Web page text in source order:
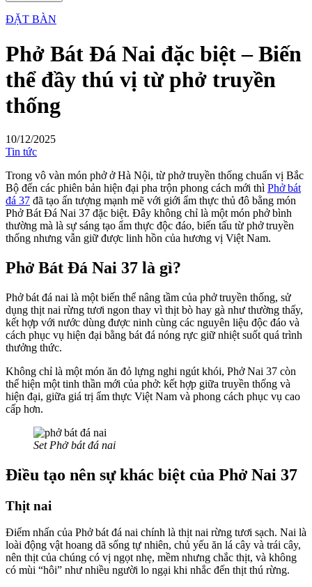
ĐẶT BÀN
Phở Bát Đá Nai đặc biệt – Biến
thể đầy thú vị từ phở truyền
thống
10/12/2025
Tin tức
Trong vô vàn món phở ở Hà Nội, từ phở truyền thống chuẩn vị Bắc
Bộ đến các phiên bản hiện đại pha trộn phong cách mới thì Phở bát
đá 37 đã tạo ấn tượng mạnh mẽ với giới ẩm thực thủ đô bằng món
Phở Bát Đá Nai 37 đặc biệt. Đây không chỉ là một món phở bình
thường mà là sự sáng tạo ẩm thực độc đáo, biến tấu từ phở truyền
thống nhưng vẫn giữ được linh hồn của hương vị Việt Nam.
Phở Bát Đá Nai 37 là gì?
Phở bát đá nai là một biến thể nâng tầm của phở truyền thống, sử
dụng thịt nai rừng tươi ngon thay vì thịt bò hay gà như thường thấy,
kết hợp với nước dùng được ninh cùng các nguyên liệu độc đáo và
cách phục vụ hiện đại bằng bát đá nóng rực giữ nhiệt suốt quá trình
thưởng thức.
Không chỉ là một món ăn đỏ lựng nghi ngút khói, Phở Nai 37 còn
thể hiện một tinh thần mới của phở: kết hợp giữa truyền thống và
hiện đại, giữa giá trị ẩm thực Việt Nam và phong cách phục vụ cao
cấp hơn.
Set Phở bát đá nai
Điều tạo nên sự khác biệt của Phở Nai 37
Thịt nai
Điểm nhấn của Phở bát đá nai chính là thịt nai rừng tươi sạch. Nai là
loài động vật hoang dã sống tự nhiên, chủ yếu ăn lá cây và trái cây,
nên thịt của chúng có vị ngọt nhẹ, mềm nhưng chắc thịt, và không
có mùi “hôi” như nhiều người lo ngại khi nhắc đến thịt thú rừng.